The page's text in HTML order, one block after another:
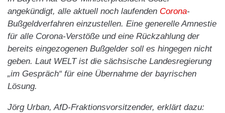
angekündigt, alle aktuell noch laufenden Corona-
Bußgeldverfahren einzustellen. Eine generelle Amnestie
für alle Corona-Verstöße und eine Rückzahlung der
bereits eingezogenen Bußgelder soll es hingegen nicht
geben. Laut WELT ist die sächsische Landesregierung
„im Gespräch“ für eine Übernahme der bayrischen
Lösung.
Jörg Urban, AfD-Fraktionsvorsitzender, erklärt dazu: